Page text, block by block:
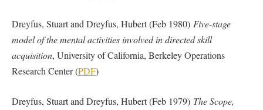
Dreyfus, Stuart and Dreyfus, Hubert (Feb 1980) Five-stage
model of the mental activities involved in directed skill
acquisition, University of California, Berkeley Operations
Research Center (PDF)
Dreyfus, Stuart and Dreyfus, Hubert (Feb 1979) The Scope,